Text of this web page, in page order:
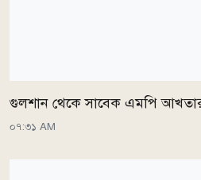
গুলশান থেকে সাবেক এমপি
০৭:৩১ AM